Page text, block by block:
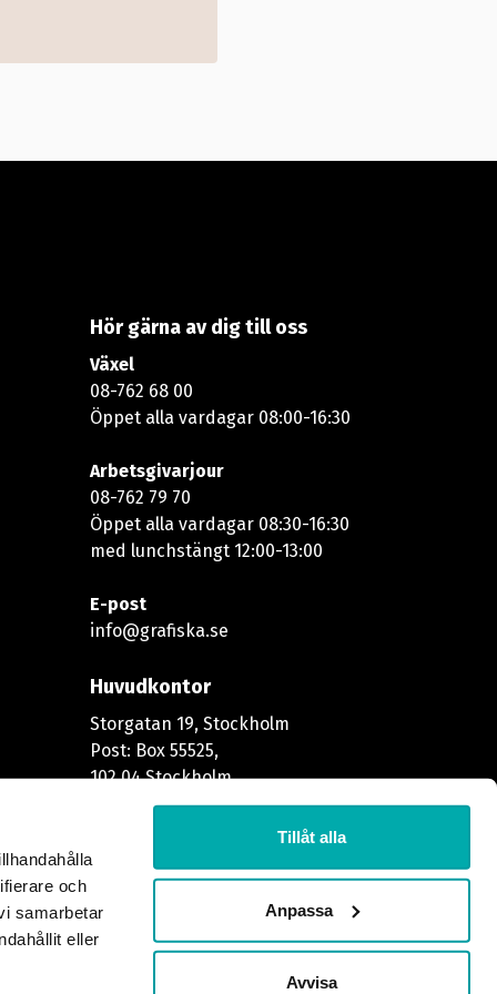
och
samarbetar
eller
Tillåt alla
Anpassa
Avvisa
Hör gärna av dig till oss
Växel
08-762 68 00
Öppet alla vardagar 08:00-16:30​​
Arbetsgivarjour
08-762 79 70
Öppet alla vardagar 08:30-16:30
med lunchstängt 12:00-13:00​
E-post
info@grafiska.se
Huvudkontor
Storgatan 19, Stockholm
Post: Box 55525,
102 04 Stockholm
Godsmottagningen
114 52 Stockholm